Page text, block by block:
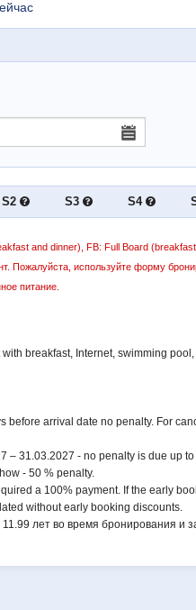
S2 S3 S4
and dinner), FB: Full Board
Пожалуйста, используйте форму
питание.
breakfast, Internet, swimming
before arrival date no penalty. For
– 31.03.2027 - no penalty is due up
- 50 % penalty.
a 100% payment. If the early
without early booking discounts.
лет во время бронирования и